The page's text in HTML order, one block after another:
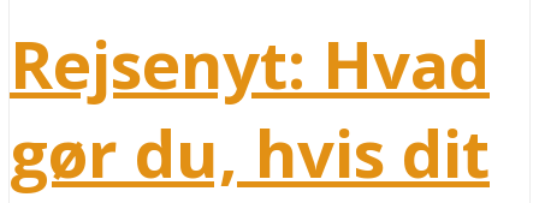
Rejsenyt: Hvad
gør du, hvis dit